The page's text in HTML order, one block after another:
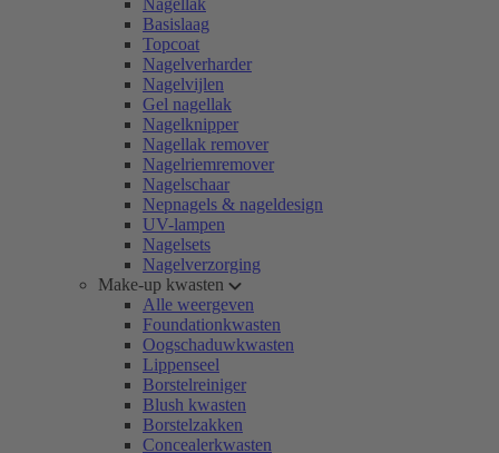
Nagellak
Basislaag
Topcoat
Nagelverharder
Nagelvijlen
Gel nagellak
Nagelknipper
Nagellak remover
Nagelriemremover
Nagelschaar
Nepnagels & nageldesign
UV-lampen
Nagelsets
Nagelverzorging
Make-up kwasten
Alle weergeven
Foundationkwasten
Oogschaduwkwasten
Lippenseel
Borstelreiniger
Blush kwasten
Borstelzakken
Concealerkwasten